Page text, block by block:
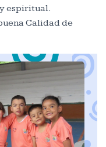
espiritual.
Calidad de